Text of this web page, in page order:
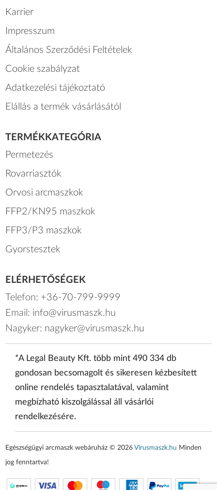
Karrier
Impresszum
Általános Szerződési Feltételek
Cookie szabályzat
Adatkezelési tájékoztató
Elállás a termék vásárlásától
TERMÉKKATEGÓRIA
Permetezés
Rovarriasztók
Orvosi arcmaszkok
FFP2/KN95 maszkok
FFP3/P3 maszkok
Gyorstesztek
ELÉRHETŐSÉGEK
Telefon: +36-70-799-9999
Email: info@virusmaszk.hu
Nagyker: nagyker@virusmaszk.hu
*A Legal Beauty Kft. több mint 490 334 db
gondosan becsomagolt és sikeresen kézbesített
online rendelés tapasztalatával, valamint
megbízható kiszolgálással áll vásárlói
rendelkezésére.
Egészségügyi arcmaszk webáruház © 2026Vírusmaszk.hu Minden
jog fenntartva!